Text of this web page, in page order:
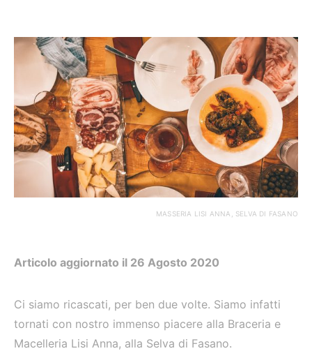
MASSERIA LISI ANNA, SELVA DI FASANO
Articolo aggiornato il 26 Agosto 2020
Ci siamo ricascati, per ben due volte. Siamo infatti
tornati con nostro immenso piacere alla Braceria e
Macelleria Lisi Anna, alla Selva di Fasano.